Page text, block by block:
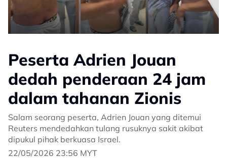
Peserta Adrien Jouan
dedah penderaan 24 jam
dalam tahanan Zionis
Salam seorang peserta, Adrien Jouan yang ditemui
Reuters mendedahkan tulang rusuknya sakit akibat
dipukul pihak berkuasa Israel.
22/05/2026 23:56 MYT